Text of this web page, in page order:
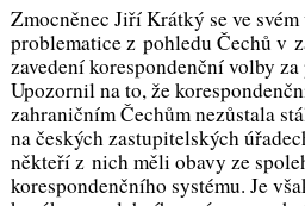
Zmocněnec Jiří Krátký se ve
problematice z pohledu Čechů v
zavedení korespondenční volby
Upozornil na to, že
zahraničním Čechům nezůstala
na českých zastupitelských
někteří z nich měli obavy ze
korespondenčního systému. Je